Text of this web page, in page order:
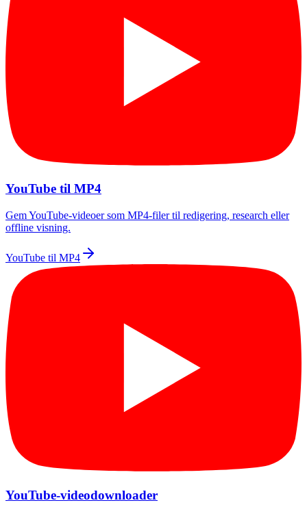
YouTube til MP4
Gem YouTube-videoer som MP4-filer til redigering, research eller
offline visning.
YouTube til MP4
YouTube-videodownloader